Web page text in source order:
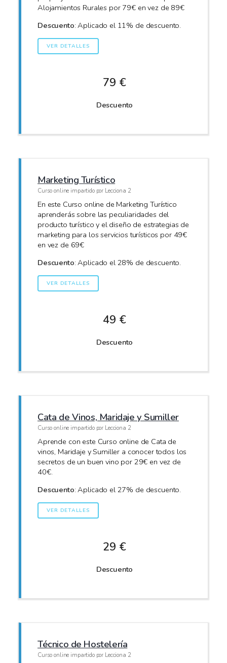
Alojamientos Rurales por 79€ en vez de 89€
Descuento: Aplicado el 11% de descuento.
VER DETALLES
79 €
Descuento
Marketing Turístico
Curso online impartido por Lecciona 2
En este Curso online de Marketing Turístico
aprenderás sobre las peculiaridades del
producto turístico y el diseño de estrategias de
marketing para los servicios turísticos por 49€
en vez de 69€
Descuento: Aplicado el 28% de descuento.
VER DETALLES
49 €
Descuento
Cata de Vinos, Maridaje y Sumiller
Curso online impartido por Lecciona 2
Aprende con este Curso online de Cata de
vinos, Maridaje y Sumiller a conocer todos los
secretos de un buen vino por 29€ en vez de
40€.
Descuento: Aplicado el 27% de descuento.
VER DETALLES
29 €
Descuento
Técnico de Hostelería
Curso online impartido por Lecciona 2